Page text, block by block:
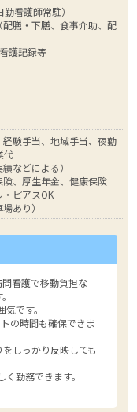
看護師常駐）
・下膳、食事介助、配
護記録等
経験手当、地域手当、夜勤
代
などによる）
険、厚生年金、健康保険
・ピアスOK
あり）
看護で移動負担な
です。
の時間も確保できま
しっかり反映しても
勤務できます。